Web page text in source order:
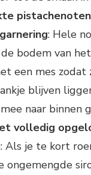
: Hele
bodem van
een mes zodat
blijven
naar binnen
volledig
: Als je te kort
ongemengde